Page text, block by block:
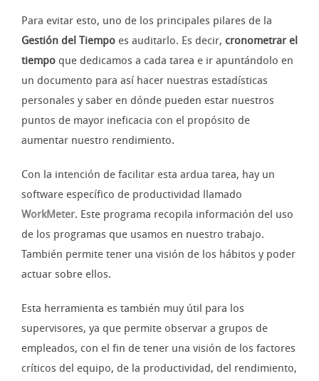
Para evitar esto, uno de los principales pilares de la
Gestión del Tiempo es auditarlo. Es decir, cronometrar el
tiempo que dedicamos a cada tarea e ir apuntándolo en
un documento para así hacer nuestras estadísticas
personales y saber en dónde pueden estar nuestros
puntos de mayor ineficacia con el propósito de
aumentar nuestro rendimiento.
Con la intención de facilitar esta ardua tarea, hay un
software específico de productividad llamado
WorkMeter. Este programa recopila información del uso
de los programas que usamos en nuestro trabajo.
También permite tener una visión de los hábitos y poder
actuar sobre ellos.
Esta herramienta es también muy útil para los
supervisores, ya que permite observar a grupos de
empleados, con el fin de tener una visión de los factores
críticos del equipo, de la productividad, del rendimiento,